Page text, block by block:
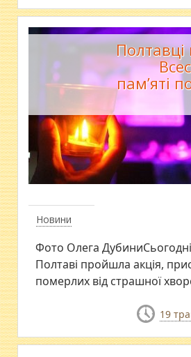
Новини
Полтавці
пам’яті
Фото Олега
Полтаві пройшла акція,
померлих від страшної
19